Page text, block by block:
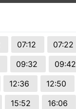
07:12 07:22
09:32 09:42
12:36 12:50
15:52 16:06